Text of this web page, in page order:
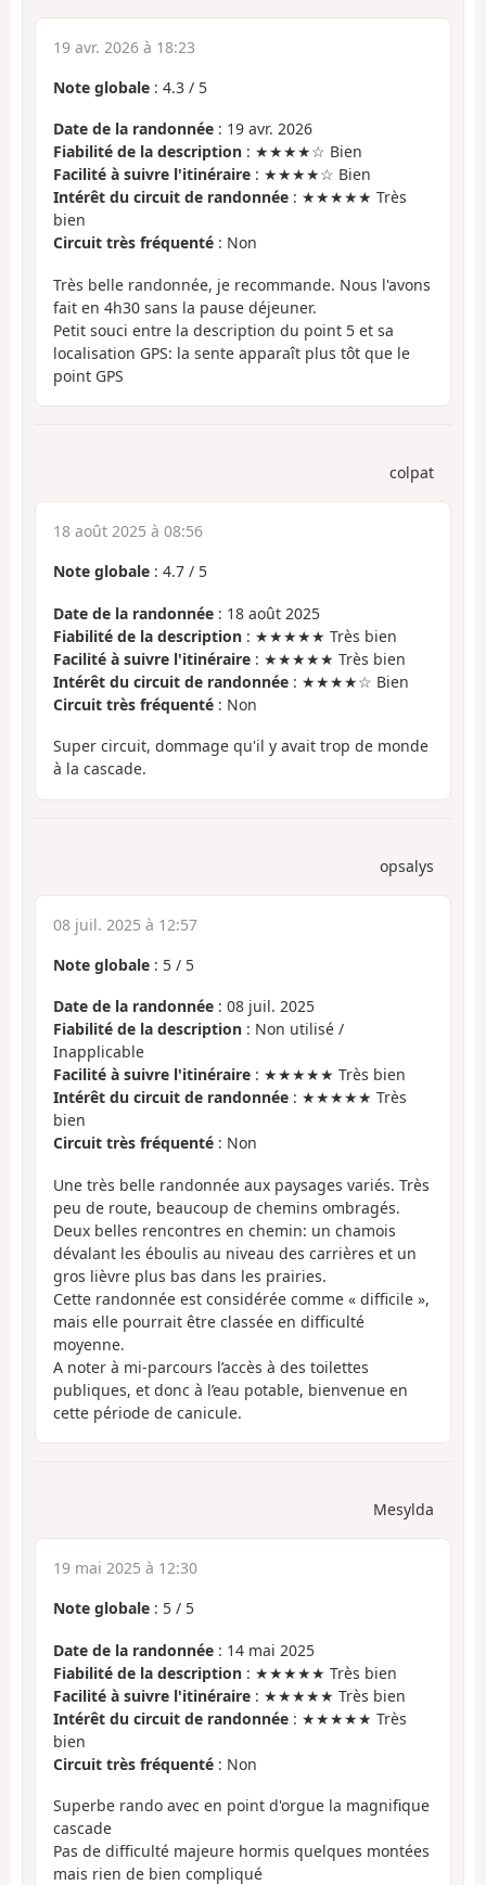
19 avr. 2026 à 18:23
Note globale : 4.3 / 5
Date de la randonnée : 19 avr. 2026
Fiabilité de la description : ★★★★☆ Bien
Facilité à suivre l'itinéraire : ★★★★☆ Bien
Intérêt du circuit de randonnée : ★★★★★ Très
bien
Circuit très fréquenté : Non
Très belle randonnée, je recommande. Nous l'avons
fait en 4h30 sans la pause déjeuner.
Petit souci entre la description du point 5 et sa
localisation GPS: la sente apparaît plus tôt que le
point GPS
colpat
18 août 2025 à 08:56
Note globale : 4.7 / 5
Date de la randonnée : 18 août 2025
Fiabilité de la description : ★★★★★ Très bien
Facilité à suivre l'itinéraire : ★★★★★ Très bien
Intérêt du circuit de randonnée : ★★★★☆ Bien
Circuit très fréquenté : Non
Super circuit, dommage qu'il y avait trop de monde
à la cascade.
opsalys
08 juil. 2025 à 12:57
Note globale : 5 / 5
Date de la randonnée : 08 juil. 2025
Fiabilité de la description : Non utilisé /
Inapplicable
Facilité à suivre l'itinéraire : ★★★★★ Très bien
Intérêt du circuit de randonnée : ★★★★★ Très
bien
Circuit très fréquenté : Non
Une très belle randonnée aux paysages variés. Très
peu de route, beaucoup de chemins ombragés.
Deux belles rencontres en chemin: un chamois
dévalant les éboulis au niveau des carrières et un
gros lièvre plus bas dans les prairies.
Cette randonnée est considérée comme « difficile »,
mais elle pourrait être classée en difficulté
moyenne.
A noter à mi-parcours l’accès à des toilettes
publiques, et donc à l’eau potable, bienvenue en
cette période de canicule.
Mesylda
19 mai 2025 à 12:30
Note globale : 5 / 5
Date de la randonnée : 14 mai 2025
Fiabilité de la description : ★★★★★ Très bien
Facilité à suivre l'itinéraire : ★★★★★ Très bien
Intérêt du circuit de randonnée : ★★★★★ Très
bien
Circuit très fréquenté : Non
Superbe rando avec en point d'orgue la magnifique
cascade
Pas de difficulté majeure hormis quelques montées
mais rien de bien compliqué